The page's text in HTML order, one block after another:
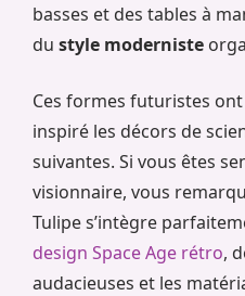
basses et des tables à
du style moderniste
Ces formes futuristes
inspiré les décors de
suivantes. Si vous êtes
visionnaire, vous
Tulipe s’intègre
design Space Age rétro,
audacieuses et les